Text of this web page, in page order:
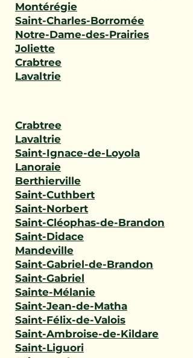
Montérégie
Saint-Charles-Borromée
Notre-Dame-des-Prairies
Joliette
Crabtree
Lavaltrie
Crabtree
Lavaltrie
Saint-Ignace-de-Loyola
Lanoraie
Berthierville
Saint-Cuthbert
Saint-Norbert
Saint-Cléophas-de-Brandon
Saint-Didace
Mandeville
Saint-Gabriel-de-Brandon
Saint-Gabriel
Sainte-Mélanie
Saint-Jean-de-Matha
Saint-Félix-de-Valois
Saint-Ambroise-de-Kildare
Saint-Liguori